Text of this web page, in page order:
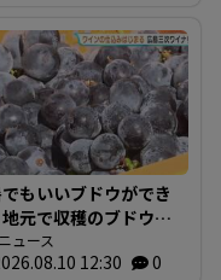
もいいブドウができ
元で収穫のブドウで
の初仕込み 広島三
ナリー
ュース
12:30 0